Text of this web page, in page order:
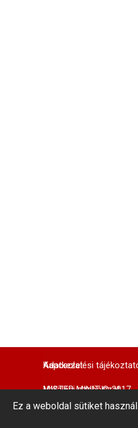
MISTER MINIT © 2017
Adatkezelési
Vállalási szabályzat
Kapcsolat
Központi
telefonszám: +36 1
Ez a weboldal sütiket